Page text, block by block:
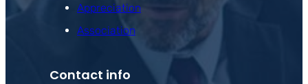
Appreciation
Association
Contact info